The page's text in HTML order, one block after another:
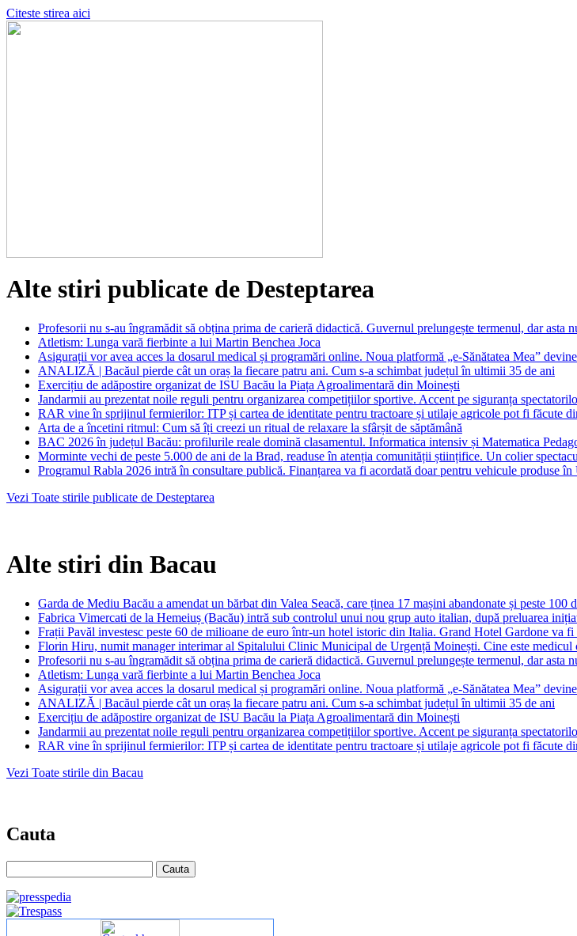
Citeste stirea aici
Alte stiri publicate de Desteptarea
Profesorii nu s-au îngramădit să obțina prima de carieră didactică. Guvernul prelungește termenul, dar asta
Atletism: Lunga vară fierbinte a lui Martin Benchea Joca
Asigurații vor avea acces la dosarul medical și programări online. Noua platformă „e-Sănătatea Mea”
ANALIZĂ | Bacăul pierde cât un oraș la fiecare patru ani. Cum s-a schimbat județul în ultimii 35 de ani
Exercițiu de adăpostire organizat de ISU Bacău la Piața Agroalimentară din Moinești
Jandarmii au prezentat noile reguli pentru organizarea competițiilor sportive. Accent pe siguranța
RAR vine în sprijinul fermierilor: ITP și cartea de identitate pentru tractoare și utilaje agricole pot fi făcute
Arta de a încetini ritmul: Cum să îți creezi un ritual de relaxare la sfârșit de săptămână
BAC 2026 în județul Bacău: profilurile reale domină clasamentul. Informatica intensiv și Matematica
Morminte vechi de peste 5.000 de ani de la Brad, readuse în atenția comunității științifice. Un colier
Programul Rabla 2026 intră în consultare publică. Finanțarea va fi acordată doar pentru vehicule produse în
Vezi Toate stirile publicate de Desteptarea
Alte stiri din Bacau
Garda de Mediu Bacău a amendat un bărbat din Valea Seacă, care ținea 17 mașini abandonate și peste 100
Fabrica Vimercati de la Hemeiuș (Bacău) intră sub controlul unui nou grup auto italian, după preluarea
Frații Pavăl investesc peste 60 de milioane de euro într-un hotel istoric din Italia. Grand Hotel Gardone va
Florin Hiru, numit manager interimar al Spitalului Clinic Municipal de Urgență Moinești. Cine este
Profesorii nu s-au îngramădit să obțina prima de carieră didactică. Guvernul prelungește termenul, dar asta
Atletism: Lunga vară fierbinte a lui Martin Benchea Joca
Asigurații vor avea acces la dosarul medical și programări online. Noua platformă „e-Sănătatea Mea”
ANALIZĂ | Bacăul pierde cât un oraș la fiecare patru ani. Cum s-a schimbat județul în ultimii 35 de ani
Exercițiu de adăpostire organizat de ISU Bacău la Piața Agroalimentară din Moinești
Jandarmii au prezentat noile reguli pentru organizarea competițiilor sportive. Accent pe siguranța
RAR vine în sprijinul fermierilor: ITP și cartea de identitate pentru tractoare și utilaje agricole pot fi făcute
Vezi Toate stirile din Bacau
Cauta